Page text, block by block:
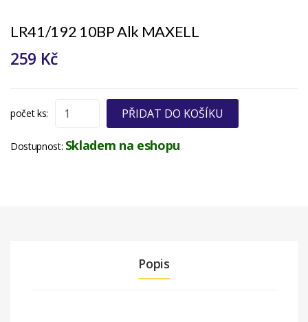
LR41/192 10BP Alk MAXELL
259 Kč
počet ks: PŘIDAT DO KOŠÍKU
Dostupnost: Skladem na eshopu
Popis